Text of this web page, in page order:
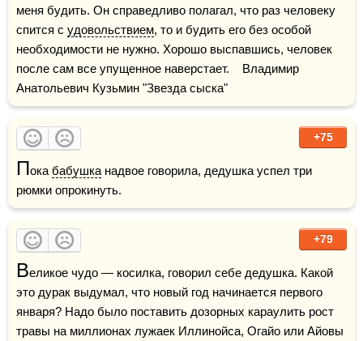
меня будить. Он справедливо полагал, что раз человеку
спится с удовольствием, то и будить его без особой
необходимости не нужно. Хорошо выспавшись, человек
после сам все упущенное наверстает.    Владимир
Анатольевич Кузьмин "Звезда сыска"
+75
Пока бабушка надвое говорила, дедушка успел три
рюмки опрокинуть.
+79
Великое чудо — косилка, говорил себе дедушка. Какой
это дурак выдумал, что новый год начинается первого
января? Надо было поставить дозорных караулить рост
травы на миллионах лужаек Иллинойса, Огайо или Айовы